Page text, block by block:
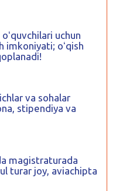
uchun
imkoniyati; oʻqish
va sohalar
stipendiya va
magistraturada
turar joy, aviachipta